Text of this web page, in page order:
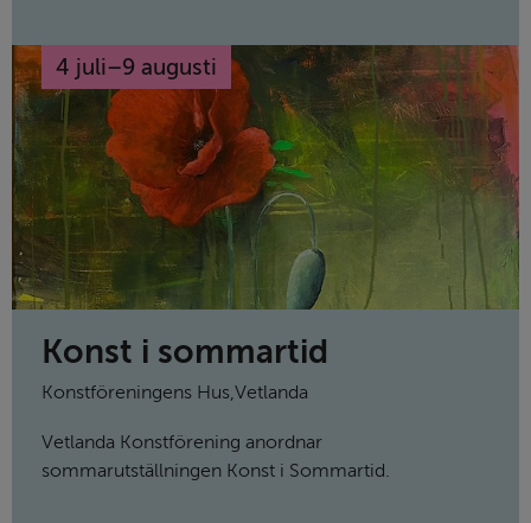
4 juli– till
9 augusti
Konst i sommartid
Konstföreningens Hus Vetlanda
Vetlanda Konstförening anordnar
sommarutställningen Konst i Sommartid.